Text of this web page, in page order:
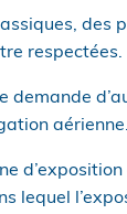
respectées.
demande
lequel